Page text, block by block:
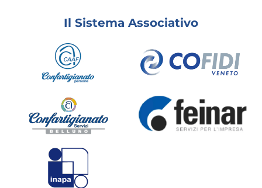
Il Sistema Associativo